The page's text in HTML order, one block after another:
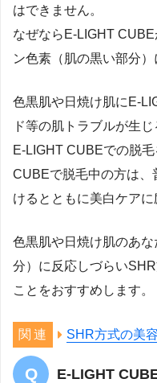
はできません。
なぜならE-LIGHT
ン色素（肌の黒い部分）
色黒肌や日焼け肌にE-
ド等の肌トラブルが生
E-LIGHT CUBEでの脱
CUBEで脱毛中の方は、
けるとともに美白ケアに
色黒肌や日焼け肌のあ
分）に反応しづらい
ことをおすすめします。
SHR方式の美
E-LIGHT